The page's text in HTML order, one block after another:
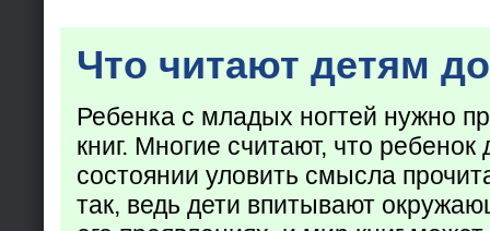
Что читают детям
Ребенка с младых ногтей нужно
книг. Многие считают, что ребенок
состоянии уловить смысла
так, ведь дети впитывают